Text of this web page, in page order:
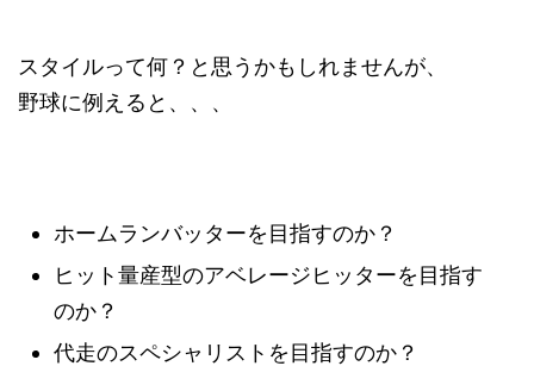
スタイルって何？と思うかもしれませんが、
野球に例えると、、、
ホームランバッターを目指すのか？
ヒット量産型のアベレージヒッターを目指す
のか？
代走のスペシャリストを目指すのか？